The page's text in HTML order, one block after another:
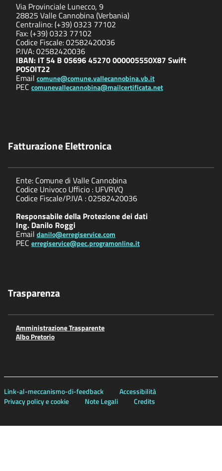
Via Provinciale Lunecco, 9
28825 Valle Cannobina (Verbania)
Centralino: (+39) 0323 77102
Fax: (+39) 0323 77102
Codice Fiscale: 02582420036
P.IVA: 02582420036
IBAN: IT 54 B 05696 45270 000005550X87 Swift
POSOIT22
Email comune@comune.vallecannobina.vb.it
PEC comunevallecannobina@mailcertificata.net
Fatturazione Elettronica
Ente: Comune di Valle Cannobina
Codice Univoco Ufficio : UFVRVQ
Codice Fiscale/P.IVA : 02582420036
Responsabile della Protezione dei dati
Ing. Danilo Roggi
Email danilo@erregiservice.com
PEC erregiservice@pec.programonline.it
Trasparenza
Amministrazione Trasparente
Albo Pretorio
Link-al-meccanismo-di-feedback
Accessibilità
Privacy policy e cookie
Note Legali Credits